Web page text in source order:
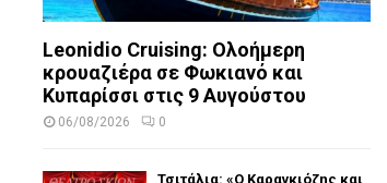
Leonidio Cruising: Ολοήμερη
κρουαζιέρα σε Φωκιανό και
Κυπαρίσσι στις 9 Αυγούστου
06/08/2026 0
Τσιτάλια: «Ο Καραγκιόζης και